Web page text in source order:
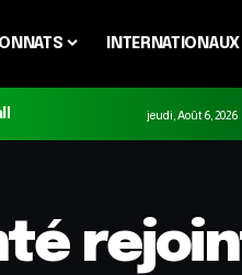
INTERNATIONAUX
jeudi, Août 6, 2026